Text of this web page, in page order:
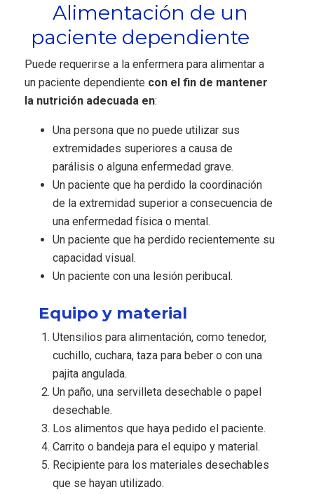
Alimentación de un
paciente dependiente
Puede requerirse a la enfermera para alimentar a
un paciente dependiente con el fin de mantener
la nutrición adecuada en:
Una persona que no puede utilizar sus
extremidades superiores a causa de
parálisis o alguna enfermedad grave.
Un paciente que ha perdido la coordinación
de la extremidad superior a consecuencia de
una enfermedad física o mental.
Un paciente que ha perdido recientemente su
capacidad visual.
Un paciente con una lesión peribucal.
Equipo y material
Utensilios para alimentación, como tenedor,
cuchillo, cuchara, taza para beber o con una
pajita angulada.
Un paño, una servilleta desechable o papel
desechable.
Los alimentos que haya pedido el paciente.
Carrito o bandeja para el equipo y material.
Recipiente para los materiales desechables
que se hayan utilizado.